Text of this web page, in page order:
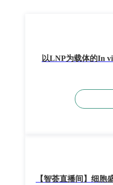
以LNP为载体的In
【智荟直播间】细胞